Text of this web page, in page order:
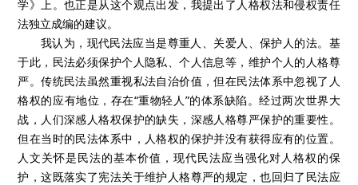
学》上。也正是从这个观点出发，我提出了人格权法和侵权责任
法独立成编的建议。
我认为，现代民法应当是尊重人、关爱人、保护人的法。基
于此，民法必须保护个人隐私、个人信息等，维护个人的人格尊
严。传统民法虽然重视私法自治价值，但在民法体系中忽视了人
格权的应有地位，存在“重物轻人”的体系缺陷。经过两次世界大
战，人们深感人格权保护的缺失，深感人格尊严保护的重要性。
但在当时的民法体系中，人格权的保护并没有获得应有的位置。
人文关怀是民法的基本价值，现代民法应当强化对人格权的保
护，这既落实了宪法关于维护人格尊严的规定，也回归了民法应